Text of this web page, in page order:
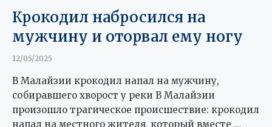
Крокодил набросился на
мужчину и оторвал ему ногу
12/05/2025
В Малайзии крокодил напал на мужчину,
собиравшего хворост у реки В Малайзии
произошло трагическое происшествие: крокодил
напал на местного жителя, который вместе …